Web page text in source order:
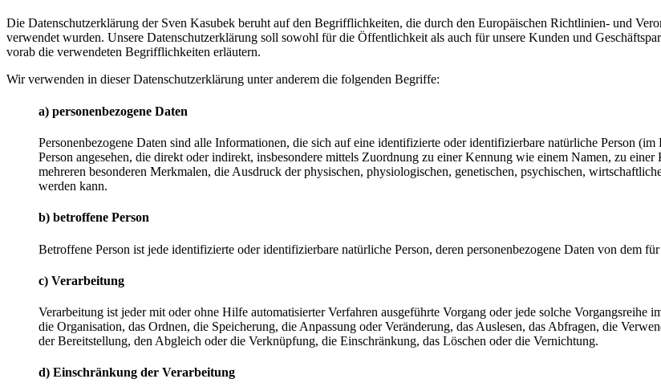
Die Datenschutzerklärung der Sven Kasubek beruht auf den Begrifflichkeiten, die durch den Europäischen Richtlinien- und
verwendet wurden. Unsere Datenschutzerklärung soll sowohl für die Öffentlichkeit als auch für unsere Kunden und
vorab die verwendeten Begrifflichkeiten erläutern.
Wir verwenden in dieser Datenschutzerklärung unter anderem die folgenden Begriffe:
a) personenbezogene Daten
Personenbezogene Daten sind alle Informationen, die sich auf eine identifizierte oder identifizierbare natürliche Person
Person angesehen, die direkt oder indirekt, insbesondere mittels Zuordnung zu einer Kennung wie einem Namen, zu
mehreren besonderen Merkmalen, die Ausdruck der physischen, physiologischen, genetischen, psychischen,
werden kann.
b) betroffene Person
Betroffene Person ist jede identifizierte oder identifizierbare natürliche Person, deren personenbezogene Daten von dem
c) Verarbeitung
Verarbeitung ist jeder mit oder ohne Hilfe automatisierter Verfahren ausgeführte Vorgang oder jede solche Vorgangsreihe
die Organisation, das Ordnen, die Speicherung, die Anpassung oder Veränderung, das Auslesen, das Abfragen, die
der Bereitstellung, den Abgleich oder die Verknüpfung, die Einschränkung, das Löschen oder die Vernichtung.
d) Einschränkung der Verarbeitung